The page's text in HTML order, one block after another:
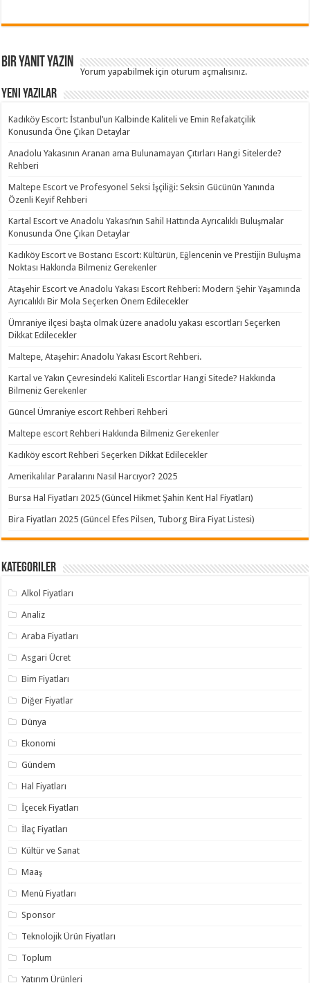
Bir yanıt yazın
Yorum yapabilmek içinoturum açmalısınız.
Yeni Yazılar
Kadıköy Escort: İstanbul’un Kalbinde Kaliteli ve Emin Refakatçilik
Konusunda Öne Çıkan Detaylar
Anadolu Yakasının Aranan ama Bulunamayan Çıtırları Hangi Sitelerde?
Rehberi
Maltepe Escort ve Profesyonel Seksi İşçiliği: Seksin Gücünün Yanında
Özenli Keyif Rehberi
Kartal Escort ve Anadolu Yakası’nın Sahil Hattında Ayrıcalıklı Buluşmalar
Konusunda Öne Çıkan Detaylar
Kadıköy Escort ve Bostancı Escort: Kültürün, Eğlencenin ve Prestijin Buluşma
Noktası Hakkında Bilmeniz Gerekenler
Ataşehir Escort ve Anadolu Yakası Escort Rehberi: Modern Şehir Yaşamında
Ayrıcalıklı Bir Mola Seçerken Önem Edilecekler
Ümraniye ilçesi başta olmak üzere anadolu yakası escortları Seçerken
Dikkat Edilecekler
Maltepe, Ataşehir: Anadolu Yakası Escort Rehberi.
Kartal ve Yakın Çevresindeki Kaliteli Escortlar Hangi Sitede? Hakkında
Bilmeniz Gerekenler
Güncel Ümraniye escort Rehberi Rehberi
Maltepe escort Rehberi Hakkında Bilmeniz Gerekenler
Kadıköy escort Rehberi Seçerken Dikkat Edilecekler
Amerikalılar Paralarını Nasıl Harcıyor? 2025
Bursa Hal Fiyatları 2025 (Güncel Hikmet Şahin Kent Hal Fiyatları)
Bira Fiyatları 2025 (Güncel Efes Pilsen, Tuborg Bira Fiyat Listesi)
Kategoriler
Alkol Fiyatları
Analiz
Araba Fiyatları
Asgari Ücret
Bim Fiyatları
Diğer Fiyatlar
Dünya
Ekonomi
Gündem
Hal Fiyatları
İçecek Fiyatları
İlaç Fiyatları
Kültür ve Sanat
Maaş
Menü Fiyatları
Sponsor
Teknolojik Ürün Fiyatları
Toplum
Yatırım Ürünleri